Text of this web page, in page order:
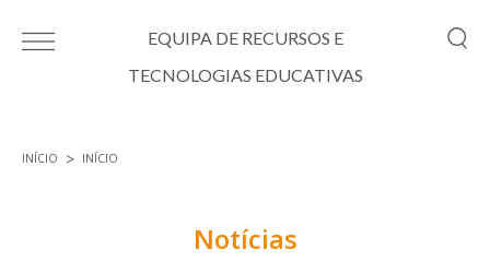
EQUIPA DE RECURSOS E
TECNOLOGIAS EDUCATIVAS
INÍCIO INÍCIO
Notícias